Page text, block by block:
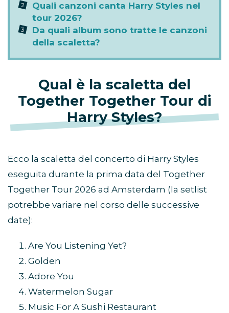
Quali canzoni canta Harry Styles nel
tour 2026?
Da quali album sono tratte le canzoni
della scaletta?
Qual è la scaletta del
Together Together Tour di
Harry Styles?
Ecco la scaletta del concerto di Harry Styles
eseguita durante la prima data del Together
Together Tour 2026 ad Amsterdam (la setlist
potrebbe variare nel corso delle successive
date):
Are You Listening Yet?
Golden
Adore You
Watermelon Sugar
Music For A Sushi Restaurant